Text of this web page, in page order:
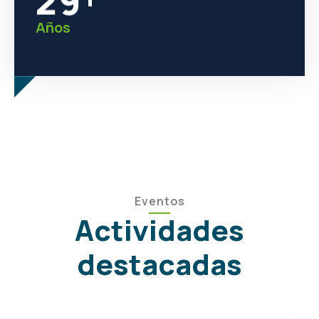
Años
Eventos
Actividades
destacadas